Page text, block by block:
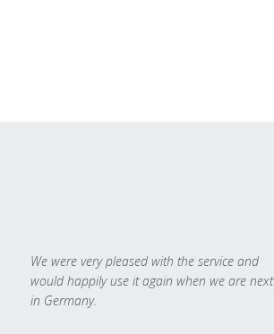
We were very pleased with the service and
would happily use it again when we are next
in Germany.